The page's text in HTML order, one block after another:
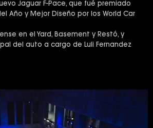
Jaguar F-Pace, que fué premiado
Año y Mejor Diseño por los World Car
en el Yard, Basement y Restó, y
del auto a cargo de Luli Fernandez
t